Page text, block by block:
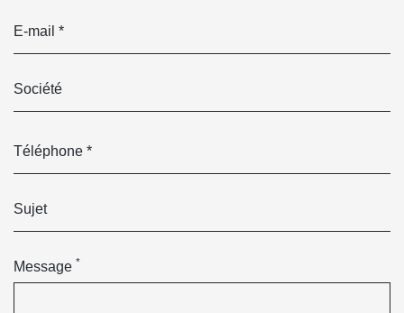
Message *